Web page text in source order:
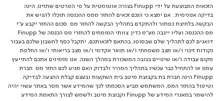
הזכאות המבוצעת על ידי Finupp בצורה אוטומטית על פי הפרטים שתזינו, הינה
בדיקה אנונימית.. אם ימצא כי הנכם זכאים להחזר ממס ההכנסה תוכלו להגיש את
הבקשה בלחיצת כפתור ולהתקדם בתהליך הבקשה להחזר מס. סכום ההחזר יקבע ע"י
מס ההכנסה ועליו ייגבה מע"מ כדין. צוותי המומחים להחזרי מס הכנסה של Finupp
דואגים לכם לתהליך שלם שבסופו, בהתאם לזכאותכם, יתקבל כסף לחשבון שלכם בעבור
נקודות זיכוי ו/או מצב משפחתי ו/או תואר אקדמי ו/או מצב בריאותי ו/או החלפת
מקום עבודה ו/או שינויים בגובה המשכורת במהלך השנה. אנו מזמינים אתכם להתייעץ
עמנו או להתחיל כבר עכשיו בתהליך המהיר ולבדוק האם מגיע לכם החזר מס. חברת
Finupp הינה חברת בת בקבוצת מיטב בית השקעות ובעצם קבלת ההצעה לבדיקה
וטיפול בהחזר המס, המשתמש מביע הסכמתו לכך שהמידע אשר מסר באתר עשוי יהיה
להישמר במאגרי המידע של Finupp וקבוצת מיטב ולשמש לצורך התאמת המידע